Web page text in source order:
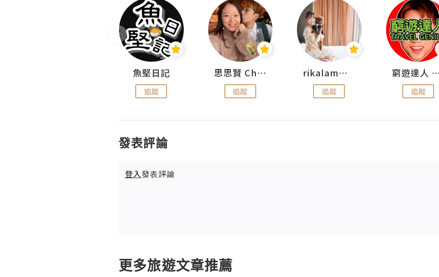
魚堅日記
追蹤
思思賢 ChillMyBabe
追蹤
rikalammm
追蹤
窮遊達人
追蹤
發表評論
登入發表評論
更多旅遊文章推薦